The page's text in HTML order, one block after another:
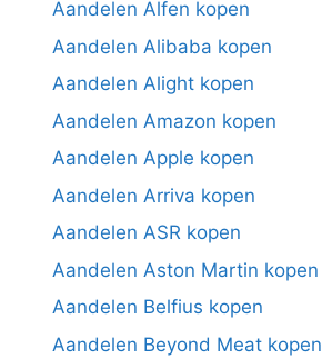
Aandelen Alfen kopen
Aandelen Alibaba kopen
Aandelen Alight kopen
Aandelen Amazon kopen
Aandelen Apple kopen
Aandelen Arriva kopen
Aandelen ASR kopen
Aandelen Aston Martin kopen
Aandelen Belfius kopen
Aandelen Beyond Meat kopen